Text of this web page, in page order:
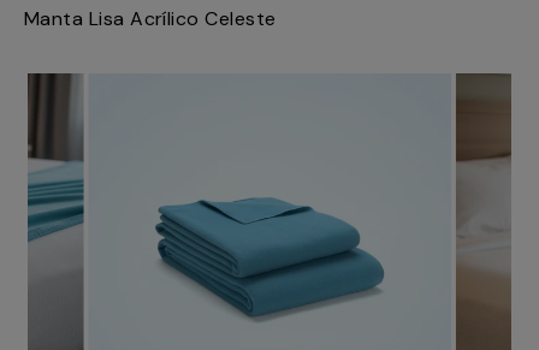
Manta Lisa Acrílico Celeste